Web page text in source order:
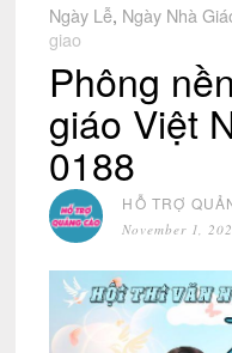
Ngày Lễ Ngày Nhà
giao
Phông
giáo Việt
0188
HỖ TRỢ
November 1,